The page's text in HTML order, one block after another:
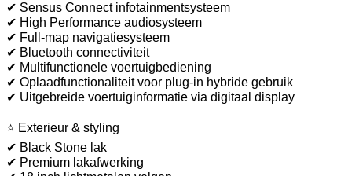
✔ Sensus Connect infotainmentsysteem
✔ High Performance audiosysteem
✔ Full-map navigatiesysteem
✔ Bluetooth connectiviteit
✔ Multifunctionele voertuigbediening
✔ Oplaadfunctionaliteit voor plug-in hybride gebruik
✔ Uitgebreide voertuiginformatie via digitaal display
⭐ Exterieur & styling
✔ Black Stone lak
✔ Premium lakafwerking